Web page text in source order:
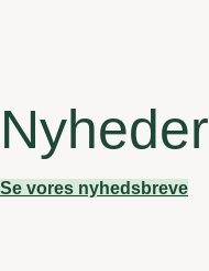
Nyheder
Se vores nyhedsbreve